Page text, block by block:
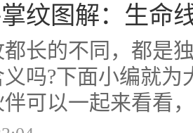
纹图解：生
长的不同，都是
吗?下面小编就
可以一起来看看